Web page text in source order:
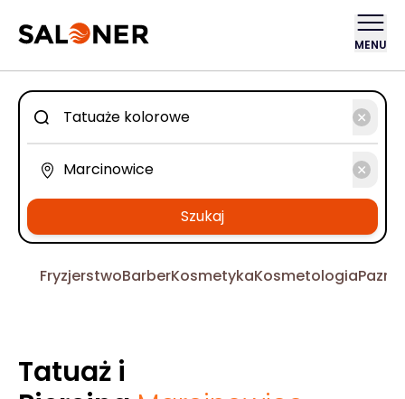
MENU
Szukaj
FryzjerstwoBarberKosmetykaKosmetologia
Tatuaż i